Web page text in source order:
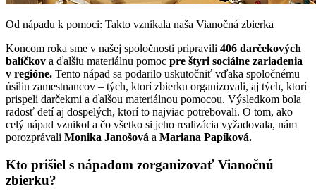
Od nápadu k pomoci: Takto vznikala naša Vianočná zbierka
Koncom roka sme v našej spoločnosti pripravili 406 darčekových
balíčkov a ďalšiu materiálnu pomoc pre štyri sociálne zariadenia
v regióne. Tento nápad sa podarilo uskutočniť vďaka spoločnému
úsiliu zamestnancov – tých, ktorí zbierku organizovali, aj tých, ktorí
prispeli darčekmi a ďalšou materiálnou pomocou. Výsledkom bola
radosť detí aj dospelých, ktorí to najviac potrebovali. O tom, ako
celý nápad vznikol a čo všetko si jeho realizácia vyžadovala, nám
porozprávali Monika Janošová a Mariana Papíková.
Kto prišiel s nápadom zorganizovať Vianočnú
zbierku?